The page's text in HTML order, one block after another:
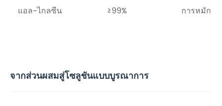
แอล-ไกลซีน ≥99% การหมัก
จากส่วนผสมสู่โซลูชันแบบบูรณาการ